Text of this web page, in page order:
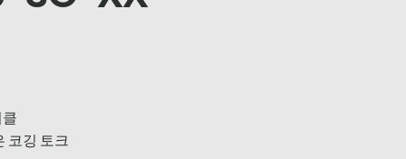
코깅 토크